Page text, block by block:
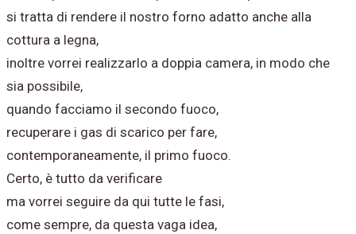
si tratta di rendere il nostro forno adatto anche alla
cottura a legna,
inoltre vorrei realizzarlo a doppia camera, in modo che
sia possibile,
quando facciamo il secondo fuoco,
recuperare i gas di scarico per fare,
contemporaneamente, il primo fuoco.
Certo, è tutto da verificare
ma vorrei seguire da qui tutte le fasi,
come sempre, da questa vaga idea,